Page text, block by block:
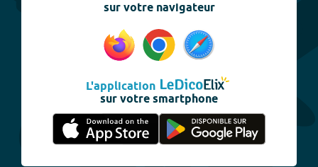
sur votre navigateur
L'application
sur votre smartphone